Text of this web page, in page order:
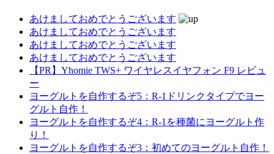
あけましておめでとうございます
あけましておめでとうございます
あけましておめでとうございます
あけましておめでとうございます
【PR】Yhomie TWS+ ワイヤレスイヤフォン F9 レビュ
ー
ヨーグルトを自作するぞ5：R-1ドリンクタイプでヨー
グルト自作！
ヨーグルトを自作するぞ4：R-1を種菌にヨーグルト作
り！
ヨーグルトを自作するぞ3：初めてのヨーグルト自作！